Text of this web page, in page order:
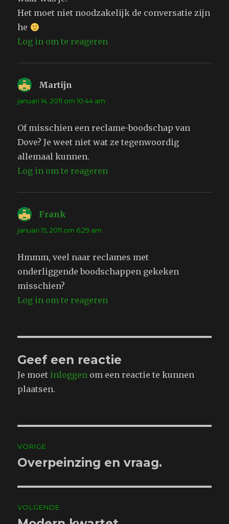
Het moet niet noodzakelijk de conversatie zijn
he
Log in om te reageren
Martijn
januari 14, 2011 om 10:44 am
Of misschien een reclame-boodschap van
Dove? Je weet niet wat ze tegenwoordig
allemaal kunnen.
Log in om te reageren
Frank
januari 15, 2011 om 6:29 am
Hmmm, veel naar reclames met
onderliggende boodschappen gekeken
misschien?
Log in om te reageren
Geef een reactie
Je moet inloggen om een reactie te kunnen
plaatsen.
navigatie
VORIGE
Vorig
Overpeinzing en vraag.
VOLGENDE